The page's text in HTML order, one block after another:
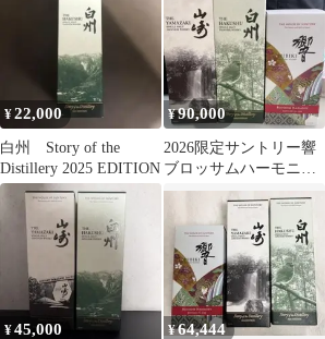
¥22,000
白州 Story of the
Distillery 2025 EDITION
¥90,000
2026限定サントリー響
ブロッサムハーモニ
ー 山﨑 白州 3本セ
¥45,000 ¥64,444